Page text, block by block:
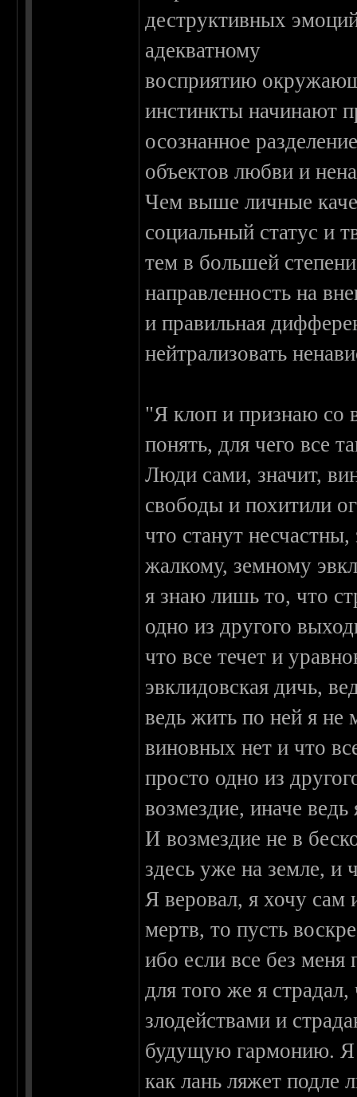
деструктивных
адекватному
восприятию
инстинкты начинают
осознанное
объектов любви и
Чем выше личные
социальный статус и
тем в большей
направленность на
и правильная
нейтрализовать
"Я клоп и признаю со
понять, для чего все
Люди сами, значит,
свободы и похитили
что станут
жалкому, земному
я знаю лишь то, что
одно из другого
что все течет и
эвклидовская дичь,
ведь жить по ней я не
виновных нет и что
просто одно из
возмездие, иначе
И возмездие не в
здесь уже на земле, и
Я веровал, я хочу сам
мертв, то пусть
ибо если все без
для того же я
злодействами и
будущую гармонию. Я
как лань ляжет подле